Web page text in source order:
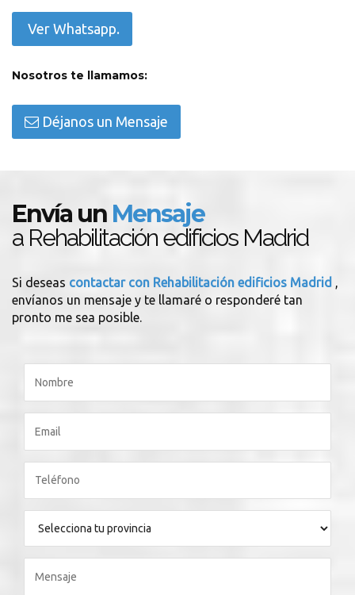
Ver Whatsapp.
Nosotros te llamamos:
Déjanos un Mensaje
Envía un Mensaje
a Rehabilitación edificios Madrid
Si deseas contactar con Rehabilitación edificios Madrid ,
envíanos un mensaje y te llamaré o responderé tan
pronto me sea posible.